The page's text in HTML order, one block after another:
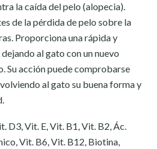
la caída del pelo (alopecia).
de la pérdida de pelo sobre la
Proporciona una rápida y
al gato con un nuevo
Su acción puede comprobarse
al gato su buena forma y
D3, Vit. E, Vit. B1, Vit. B2, Ác.
Vit. B6, Vit. B12, Biotina,